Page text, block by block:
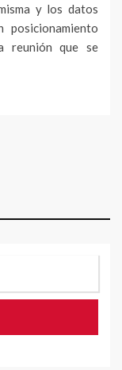
y los datos
reunión que se